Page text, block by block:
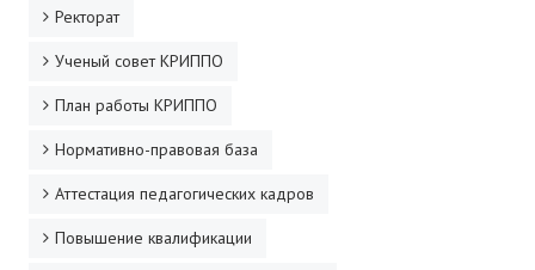
Карта ГИА РК
Советуем прочитать
Готовимся к новому учебному году 2026-2027
ДПО
Ректорат
Ученый совет КРИППО
План работы КРИППО
Нормативно-правовая база
Аттестация педагогических кадров
Повышение квалификации